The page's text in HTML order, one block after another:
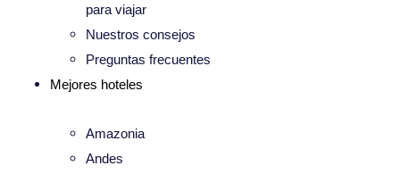
para viajar
Nuestros consejos
Preguntas frecuentes
Mejores hoteles
Amazonia
Andes